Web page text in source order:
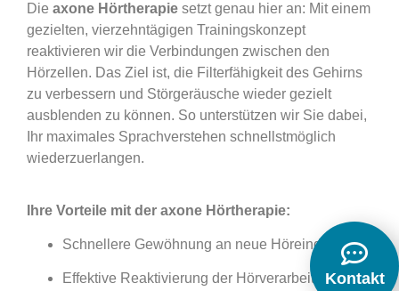
Die axone Hörtherapie setzt genau hier an: Mit einem
gezielten, vierzehntägigen Trainingskonzept
reaktivieren wir die Verbindungen zwischen den
Hörzellen. Das Ziel ist, die Filterfähigkeit des Gehirns
zu verbessern und Störgeräusche wieder gezielt
ausblenden zu können. So unterstützen wir Sie dabei,
Ihr maximales Sprachverstehen schnellstmöglich
wiederzuerlangen.
Ihre Vorteile mit der axone Hörtherapie:
Schnellere Gewöhnung an neue Höreindrücke
Effektive Reaktivierung der Hörverarbeitung im
Kontakt